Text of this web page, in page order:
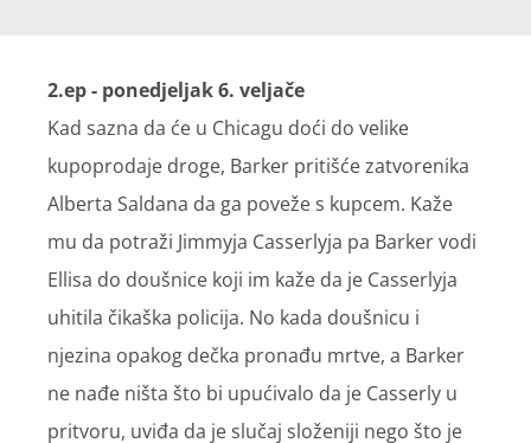
2.ep - ponedjeljak 6. veljače
Kad sazna da će u Chicagu doći do velike
kupoprodaje droge, Barker pritišće zatvorenika
Alberta Saldana da ga poveže s kupcem. Kaže
mu da potraži Jimmyja Casserlyja pa Barker vodi
Ellisa do doušnice koji im kaže da je Casserlyja
uhitila čikaška policija. No kada doušnicu i
njezina opakog dečka pronađu mrtve, a Barker
ne nađe ništa što bi upućivalo da je Casserly u
pritvoru, uviđa da je slučaj složeniji nego što je